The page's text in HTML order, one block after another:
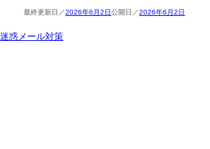
2026年6月2日 2026年6月2日
惑メール対策